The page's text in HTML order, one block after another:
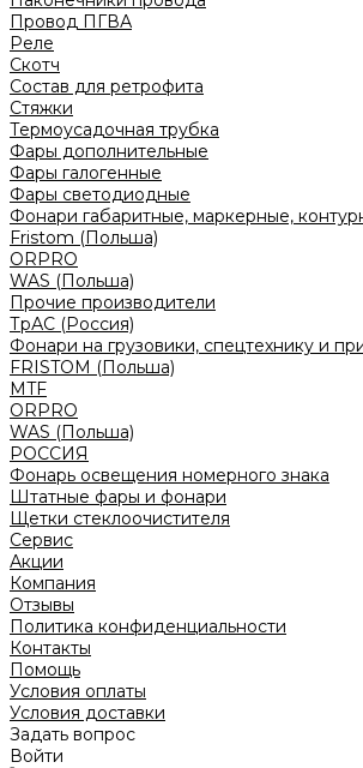
Провод ПГВА
Реле
Скотч
Состав для ретрофита
Стяжки
Термоусадочная трубка
Фары дополнительные
Фары галогенные
Фары светодиодные
Фонари габаритные, маркерные,
Fristom (Польша)
ORPRO
WAS (Польша)
Прочие производители
ТрАС (Россия)
Фонари на грузовики, спецтехнику и
FRISTOM (Польша)
MTF
ORPRO
WAS (Польша)
РОССИЯ
Фонарь освещения номерного знака
Штатные фары и фонари
Щетки стеклоочистителя
Сервис
Акции
Компания
Отзывы
Политика конфиденциальности
Контакты
Помощь
Условия оплаты
Условия доставки
Задать вопрос
Войти